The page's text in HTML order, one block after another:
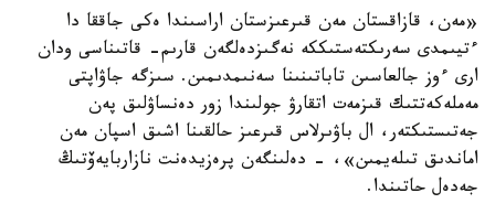
«مەن، قازاقستان مەن قىرعىزستان اراسىندا ەكى جاققا دا
ءتيىمدى سەرىكتەستىككە نەگىزدەلگەن قارىم- قاتىناسى ودان
ارى ءوز جالعاسىن تاباتىنىنا سەنىمدىمىن. سىزگە جاۋاپتى
مەملەكەتتىك قىزمەت اتقارۋ جولىندا زور دەنساۋلىق پەن
جەتىستىكتەر، ال باۋىرلاس قىرعىز حالقىنا اشىق اسپان مەن
اماندىق تىلەيمىن»، - دەلىنگەن پرەزيدەنت نازاربايەۆتىڭ
جەدەل حاتىندا.